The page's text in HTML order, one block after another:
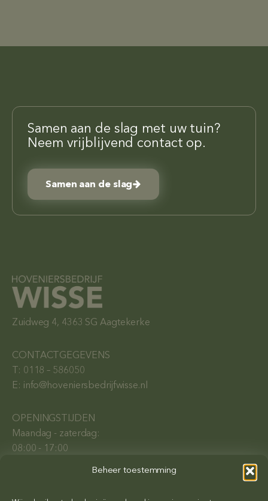
Beheer toestemming
Samen aan de slag met uw tuin?
Neem vrijblijvend contact op.
Samen aan de slag
Zuidweg 4, 4363 SG Aagtekerke
CONTACTGEGEVENS
T: 0118 – 586050
E: info@hoveniersbedrijfwisse.nl
OPENINGSTIJDEN
Maandag - zaterdag:
08:00 - 17:00